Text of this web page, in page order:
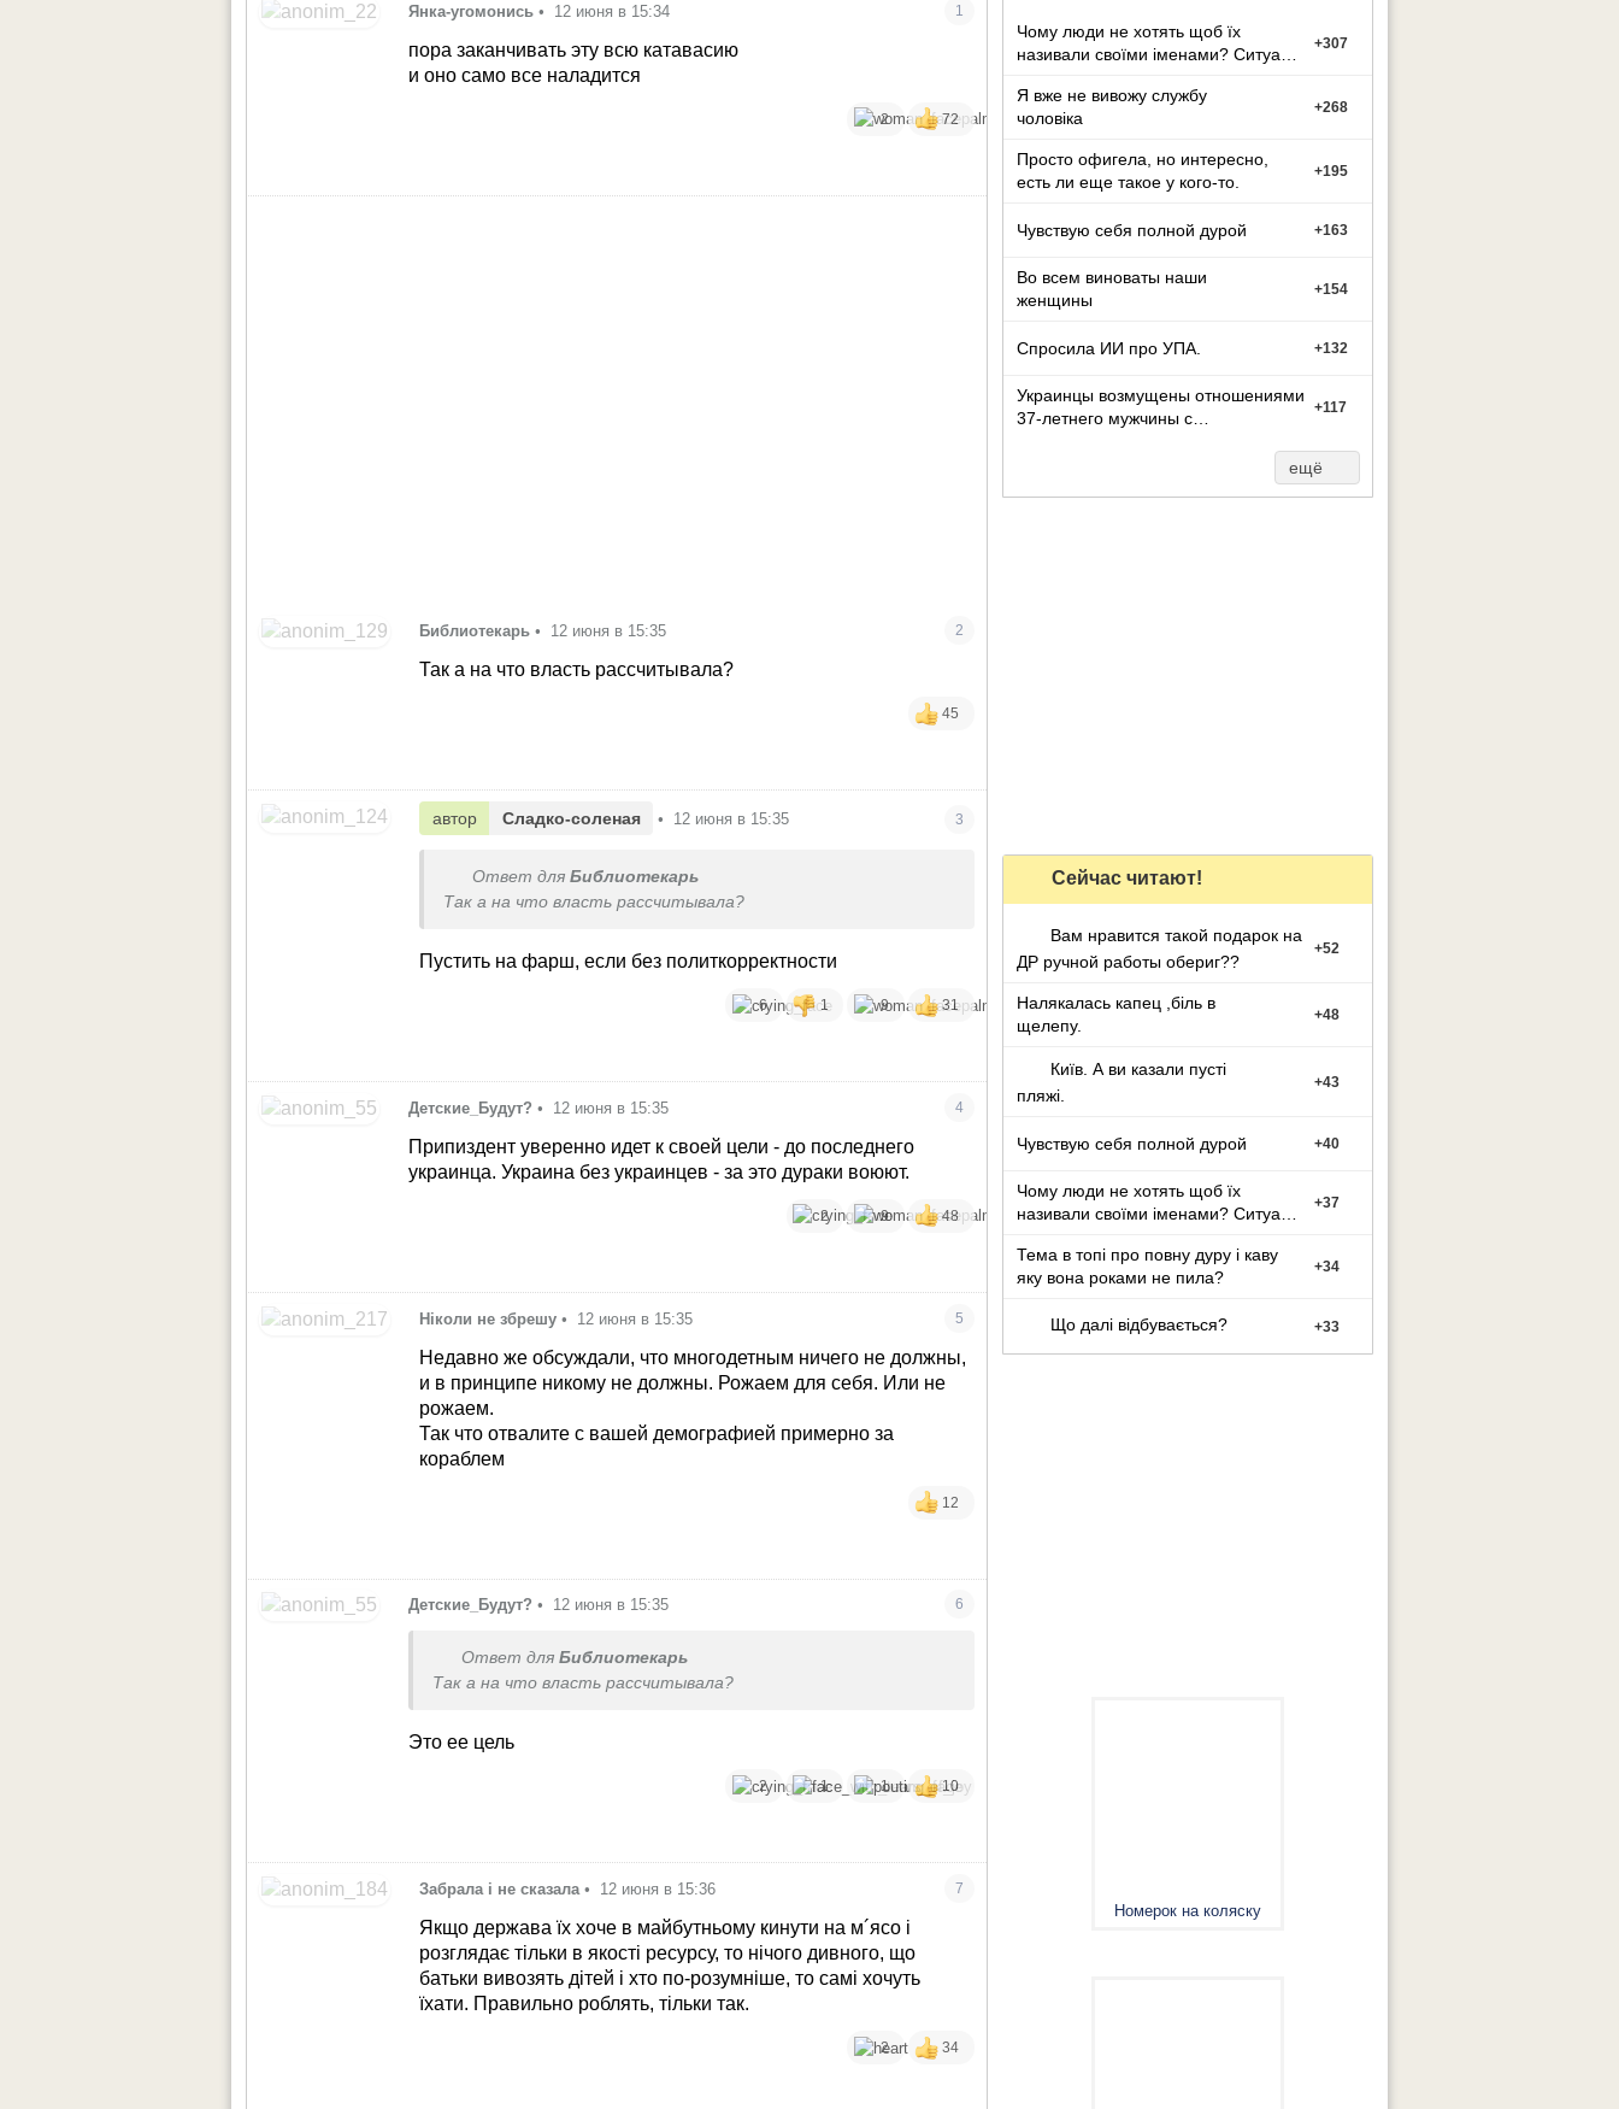
Янка-угомонись • 12 июня в 15:34 1
пора заканчивать эту всю катавасию
и оно само все наладится
2 72
Библиотекарь • 12 июня в 15:35 2
Так а на что власть рассчитывала?
45
автор Сладко-соленая • 12 июня в 15:35 3
Ответ для Библиотекарь
Так а на что власть рассчитывала?
Пустить на фарш, если без политкорректности
6 1 9 31
Детские_Будут? • 12 июня в 15:35 4
Припиздент уверенно идет к своей цели - до последнего
украинца. Украина без украинцев - за это дураки воюют.
2 9 48
Ніколи не збрешу • 12 июня в 15:35 5
Недавно же обсуждали, что многодетным ничего не должны,
и в принципе никому не должны. Рожаем для себя. Или не
рожаем.
Так что отвалите с вашей демографией примерно за
кораблем
12
Детские_Будут? • 12 июня в 15:35 6
Ответ для Библиотекарь
Так а на что власть рассчитывала?
Это ее цель
2 1 1 10
Забрала і не сказала • 12 июня в 15:36 7
Якщо держава їх хоче в майбутньому кинути на м´ясо і
розглядає тільки в якості ресурсу, то нічого дивного, що
батьки вивозять дітей і хто по-розумніше, то самі хочуть
їхати. Правильно роблять, тільки так.
2 34
Чому люди не хотять щоб їх
називали своїми іменами? Ситуація
+307
Я вже не вивожу службу
чоловіка
+268
Просто офигела, но интересно,
есть ли еще такое у кого-то.
+195
Чувствую себя полной дурой +163
Во всем виноваты наши
женщины
+154
Спросила ИИ про УПА. +132
Украинцы возмущены отношениями
37-летнего мужчины с
+117
ещё
Сейчас читают!
Вам нравится такой подарок на
ДР ручной работы обериг??
+52
Налякалась капец ,біль в
щелепу.
+48
Київ. А ви казали пусті
пляжі.
+43
Чувствую себя полной дурой +40
Чому люди не хотять щоб їх
називали своїми іменами? Ситуація
+37
Тема в топі про повну дуру і каву
яку вона роками не пила?
+34
Що далі відбувається? +33
Номерок на коляску